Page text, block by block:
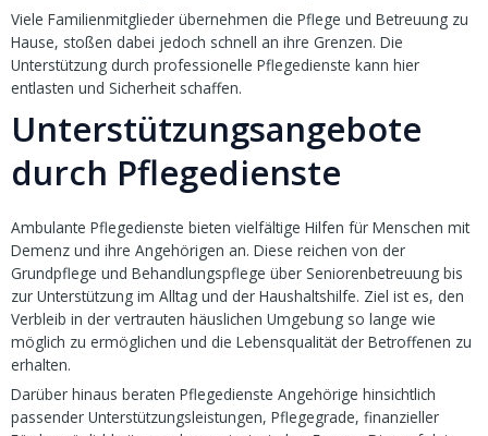
Viele Familienmitglieder übernehmen die Pflege und Betreuung zu
Hause, stoßen dabei jedoch schnell an ihre Grenzen. Die
Unterstützung durch professionelle Pflegedienste kann hier
entlasten und Sicherheit schaffen.
Unterstützungsangebote
durch Pflegedienste
Ambulante Pflegedienste bieten vielfältige Hilfen für Menschen mit
Demenz und ihre Angehörigen an. Diese reichen von der
Grundpflege und Behandlungspflege über Seniorenbetreuung bis
zur Unterstützung im Alltag und der Haushaltshilfe. Ziel ist es, den
Verbleib in der vertrauten häuslichen Umgebung so lange wie
möglich zu ermöglichen und die Lebensqualität der Betroffenen zu
erhalten.
Darüber hinaus beraten Pflegedienste Angehörige hinsichtlich
passender Unterstützungsleistungen, Pflegegrade, finanzieller